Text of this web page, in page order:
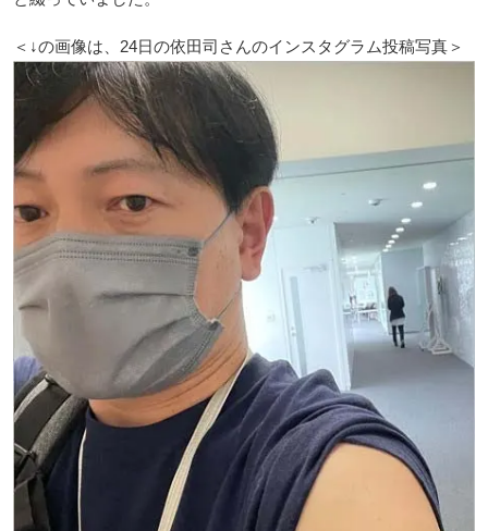
＜↓の画像は、24日の依田司さんのインスタグラム投稿写真＞